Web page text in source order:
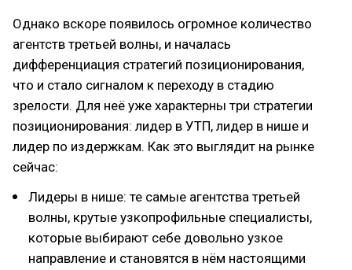
Однако вскоре появилось огромное количество
агентств третьей волны, и началась
дифференциация стратегий позиционирования,
что и стало сигналом к переходу в стадию
зрелости. Для неё уже характерны три стратегии
позиционирования: лидер в УТП, лидер в нише и
лидер по издержкам. Как это выглядит на рынке
сейчас:
Лидеры в нише: те самые агентства третьей
волны, крутые узкопрофильные специалисты,
которые выбирают себе довольно узкое
направление и становятся в нём настоящими